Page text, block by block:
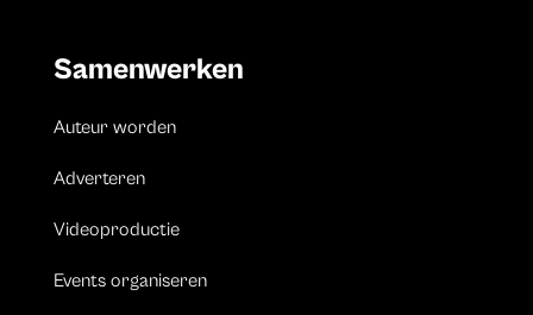
Samenwerken
Auteur worden
Adverteren
Videoproductie
Events organiseren